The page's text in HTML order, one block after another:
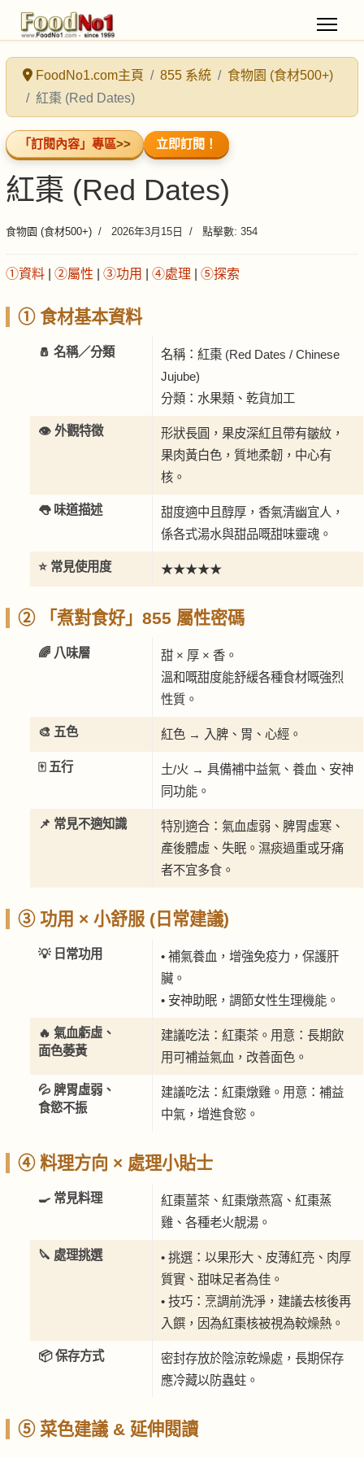
FoodNo1.com主頁 855 系統
食物園 (食材500+)
紅棗 (Red Dates)
「訂閱內容」專區>> 立即訂閱！
紅棗 (Red Dates)
食物園 (食材500+) 2026年3月15日 點擊數: 354
①資料 ②屬性 ③功用 ④處理 ⑤探索
① 食材基本資料
🧂 名稱／分類
名稱：紅棗 (Red Dates / Chinese
Jujube)
分類：水果類、乾貨加工
👁️ 外觀特徵
形狀長圓，果皮深紅且帶有皺紋，
果肉黃白色，質地柔韌，中心有
核。
👅 味道描述
甜度適中且醇厚，香氣清幽宜人，
係各式湯水與甜品嘅甜味靈魂。
⭐ 常見使用度 ★★★★★
② 「煮對食好」855 屬性密碼
🌈 八味層
甜 × 厚 × 香。
溫和嘅甜度能舒緩各種食材嘅強烈
性質。
🎨 五色 紅色 → 入脾、胃、心經。
🀄 五行
土/火 → 具備補中益氣、養血、安神
同功能。
📌 常見不適知識
特別適合：氣血虛弱、脾胃虛寒、
產後體虛、失眠。濕痰過重或牙痛
者不宜多食。
③ 功用 × 小舒服 (日常建議)
💡 日常功用
• 補氣養血，增強免疫力，保護肝
臟。
• 安神助眠，調節女性生理機能。
🔥 氣血虧虛、
面色萎黃
建議吃法：紅棗茶。用意：長期飲
用可補益氣血，改善面色。
💦 脾胃虛弱、
食慾不振
建議吃法：紅棗燉雞。用意：補益
中氣，增進食慾。
④ 料理方向 × 處理小貼士
🍳 常見料理
紅棗薑茶、紅棗燉燕窩、紅棗蒸
雞、各種老火靚湯。
🔪 處理挑選
• 挑選：以果形大、皮薄紅亮、肉厚
質實、甜味足者為佳。
• 技巧：烹調前洗淨，建議去核後再
入饌，因為紅棗核被視為較燥熱。
📦 保存方式
密封存放於陰涼乾燥處，長期保存
應冷藏以防蟲蛀。
⑤ 菜色建議 & 延伸閱讀